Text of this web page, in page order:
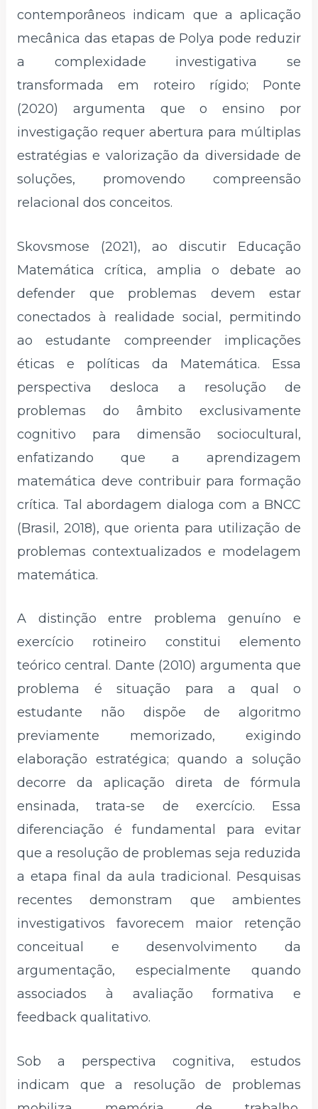
contemporâneos indicam que a aplicação
mecânica das etapas de Polya pode reduzir
a complexidade investigativa se
transformada em roteiro rígido; Ponte
(2020) argumenta que o ensino por
investigação requer abertura para múltiplas
estratégias e valorização da diversidade de
soluções, promovendo compreensão
relacional dos conceitos.
Skovsmose (2021), ao discutir Educação
Matemática crítica, amplia o debate ao
defender que problemas devem estar
conectados à realidade social, permitindo
ao estudante compreender implicações
éticas e políticas da Matemática. Essa
perspectiva desloca a resolução de
problemas do âmbito exclusivamente
cognitivo para dimensão sociocultural,
enfatizando que a aprendizagem
matemática deve contribuir para formação
crítica. Tal abordagem dialoga com a BNCC
(Brasil, 2018), que orienta para utilização de
problemas contextualizados e modelagem
matemática.
A distinção entre problema genuíno e
exercício rotineiro constitui elemento
teórico central. Dante (2010) argumenta que
problema é situação para a qual o
estudante não dispõe de algoritmo
previamente memorizado, exigindo
elaboração estratégica; quando a solução
decorre da aplicação direta de fórmula
ensinada, trata-se de exercício. Essa
diferenciação é fundamental para evitar
que a resolução de problemas seja reduzida
a etapa final da aula tradicional. Pesquisas
recentes demonstram que ambientes
investigativos favorecem maior retenção
conceitual e desenvolvimento da
argumentação, especialmente quando
associados à avaliação formativa e
feedback qualitativo.
Sob a perspectiva cognitiva, estudos
indicam que a resolução de problemas